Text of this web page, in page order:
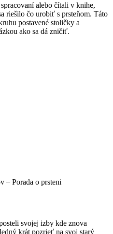
alebo čítali v knihe,
riešilo čo urobiť s prsteňom. Táto
postavené stoličky a
ako sa dá zničiť.
– Porada o prsteni
svojej izby kde znova
krát pozrieť na svoj starý